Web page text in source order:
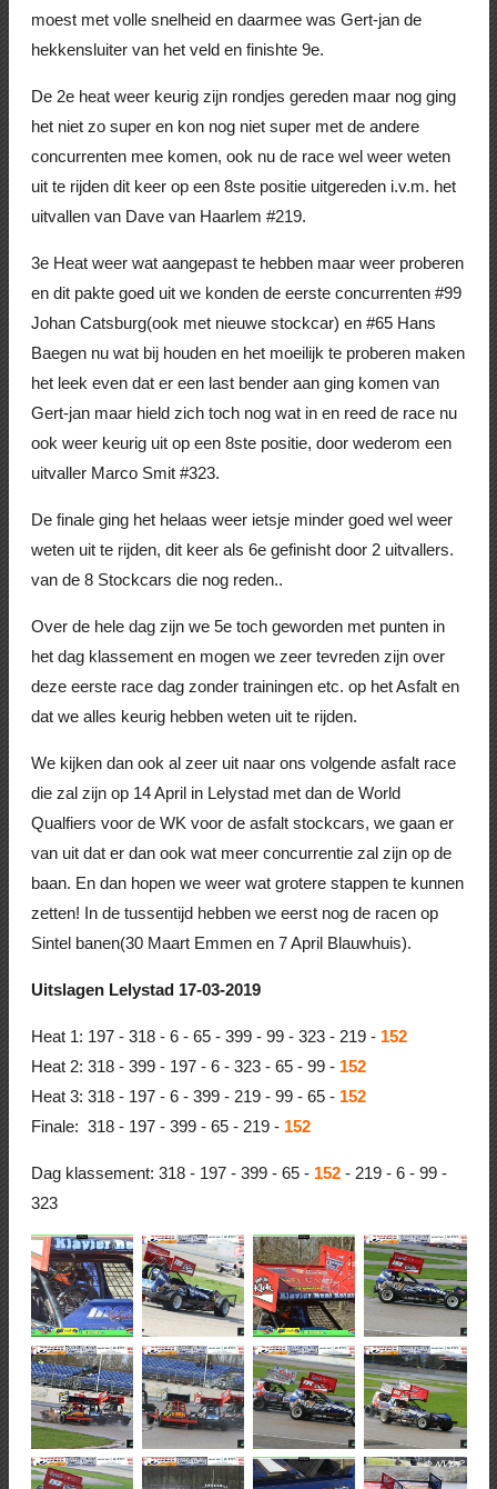
moest met volle snelheid en daarmee was Gert-jan de
hekkensluiter van het veld en finishte 9e.
De 2e heat weer keurig zijn rondjes gereden maar nog ging
het niet zo super en kon nog niet super met de andere
concurrenten mee komen, ook nu de race wel weer weten
uit te rijden dit keer op een 8ste positie uitgereden i.v.m. het
uitvallen van Dave van Haarlem #219.
3e Heat weer wat aangepast te hebben maar weer proberen
en dit pakte goed uit we konden de eerste concurrenten #99
Johan Catsburg(ook met nieuwe stockcar) en #65 Hans
Baegen nu wat bij houden en het moeilijk te proberen maken
het leek even dat er een last bender aan ging komen van
Gert-jan maar hield zich toch nog wat in en reed de race nu
ook weer keurig uit op een 8ste positie, door wederom een
uitvaller Marco Smit #323.
De finale ging het helaas weer ietsje minder goed wel weer
weten uit te rijden, dit keer als 6e gefinisht door 2 uitvallers.
van de 8 Stockcars die nog reden..
Over de hele dag zijn we 5e toch geworden met punten in
het dag klassement en mogen we zeer tevreden zijn over
deze eerste race dag zonder trainingen etc. op het Asfalt en
dat we alles keurig hebben weten uit te rijden.
We kijken dan ook al zeer uit naar ons volgende asfalt race
die zal zijn op 14 April in Lelystad met dan de World
Qualfiers voor de WK voor de asfalt stockcars, we gaan er
van uit dat er dan ook wat meer concurrentie zal zijn op de
baan. En dan hopen we weer wat grotere stappen te kunnen
zetten! In de tussentijd hebben we eerst nog de racen op
Sintel banen(30 Maart Emmen en 7 April Blauwhuis).
Uitslagen Lelystad 17-03-2019
Heat 1: 197 - 318 - 6 - 65 - 399 - 99 - 323 - 219 - 152
Heat 2: 318 - 399 - 197 - 6 - 323 - 65 - 99 - 152
Heat 3: 318 - 197 - 6 - 399 - 219 - 99 - 65 - 152
Finale: 318 - 197 - 399 - 65 - 219 - 152
Dag klassement: 318 - 197 - 399 - 65 - 152- 219 - 6 - 99 -
323